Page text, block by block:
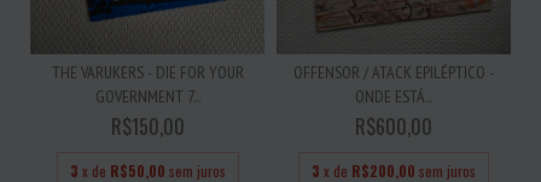
THE VARUKERS - DIE FOR YOUR
GOVERNMENT 7...
R$150,00
3 x de R$50,00 sem juros
OFFENSOR / ATACK EPILÉPTICO -
ONDE ESTÁ...
R$600,00
3 x de R$200,00 sem juros